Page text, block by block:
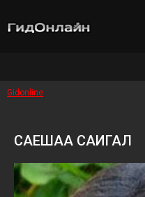
Gidonline
САЕШАА САИГАЛ